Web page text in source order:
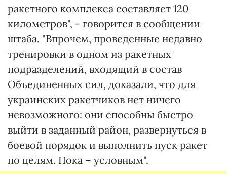
ракетного комплекса составляет 120
километров", - говорится в сообщении
штаба. "Впрочем, проведенные недавно
тренировки в одном из ракетных
подразделений, входящий в состав
Объединенных сил, доказали, что для
украинских ракетчиков нет ничего
невозможного: они способны быстро
выйти в заданный район, развернуться в
боевой порядок и выполнить пуск ракет
по целям. Пока – условным".